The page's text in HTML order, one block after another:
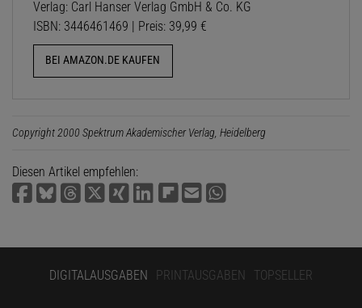
Verlag: Carl Hanser Verlag GmbH & Co. KG
ISBN: 3446461469 | Preis: 39,99 €
BEI AMAZON.DE KAUFEN
Copyright 2000 Spektrum Akademischer Verlag, Heidelberg
Diesen Artikel empfehlen:
DIGITALAUSGABEN PRINTAUSGABEN TOPSELLER